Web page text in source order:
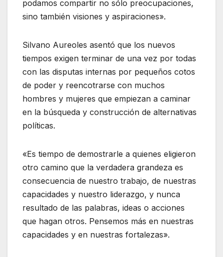
podamos compartir no sólo preocupaciones,
sino también visiones y aspiraciones».
Silvano Aureoles asentó que los nuevos
tiempos exigen terminar de una vez por todas
con las disputas internas por pequeños cotos
de poder y reencotrarse con muchos
hombres y mujeres que empiezan a caminar
en la búsqueda y construcción de alternativas
políticas.
«Es tiempo de demostrarle a quienes eligieron
otro camino que la verdadera grandeza es
consecuencia de nuestro trabajo, de nuestras
capacidades y nuestro liderazgo, y nunca
resultado de las palabras, ideas o acciones
que hagan otros. Pensemos más en nuestras
capacidades y en nuestras fortalezas».